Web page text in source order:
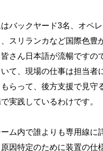
バックヤード3名、オペ
スリランカなど国際色豊
さん日本語が流暢ですの
て、現場の仕事は担当者
らって、後方支援で見
実践しているわけです。
ム内で誰よりも専用線
因特定のために装置の仕